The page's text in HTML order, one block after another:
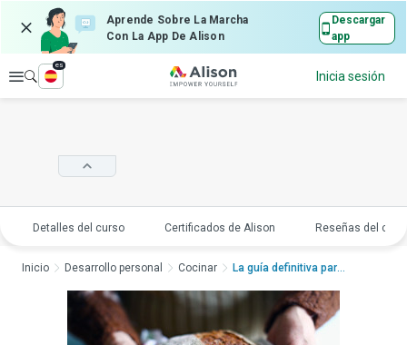
Aprende Sobre La Marcha
Con La App De Alison
Descargar
app
Explorar
es
Inicia sesión
Detalles del curso Certificados de Alison Reseñas del
Inicio Desarrollo personal Cocinar La guía definitiva para...